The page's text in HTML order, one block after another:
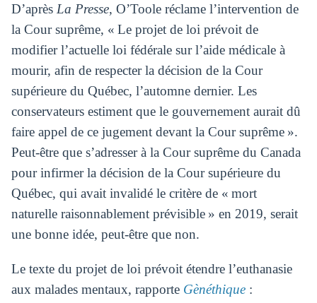
D’après La Presse, O’Toole réclame l’intervention de
la Cour suprême, « Le projet de loi prévoit de
modifier l’actuelle loi fédérale sur l’aide médicale à
mourir, afin de respecter la décision de la Cour
supérieure du Québec, l’automne dernier. Les
conservateurs estiment que le gouvernement aurait dû
faire appel de ce jugement devant la Cour suprême ».
Peut-être que s’adresser à la Cour suprême du Canada
pour infirmer la décision de la Cour supérieure du
Québec, qui avait invalidé le critère de « mort
naturelle raisonnablement prévisible » en 2019, serait
une bonne idée, peut-être que non.
Le texte du projet de loi prévoit étendre l’euthanasie
aux malades mentaux, rapporte Gènéthique: